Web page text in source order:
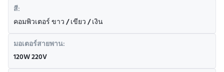
สี:
คอมพิวเตอร์ ขาว / เขียว / เงิน
มอเตอร์สายพาน:
120W 220V